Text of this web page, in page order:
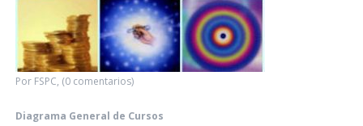
Por FSPC, (0 comentarios)
Diagrama General de Cursos